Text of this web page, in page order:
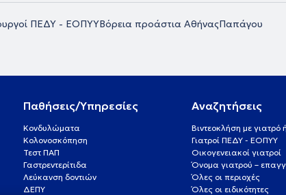
ΠΕΔΥ - ΕΟΠΥΥΒόρεια προάστια ΑθήναςΠαπάγου
Παθήσεις/Υπηρεσίες
Κονδυλώματα
Κολονοσκόπηση
Τεστ ΠΑΠ
Γαστρεντερίτιδα
Λεύκανση δοντιών
ΔΕΠΥ
Αναζητήσεις
Βιντεοκλήση με
Γιατροί ΠΕΔΥ - ΕΟΠΥΥ
Οικογενειακοί γιατροί
Όνομα γιατρού –
Όλες οι περιοχές
Όλες οι ειδικότητες